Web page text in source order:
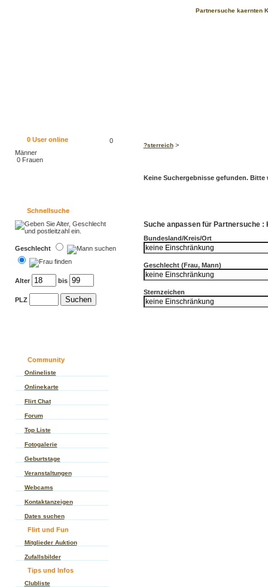
Partnersuche kaernten
0User online
0
Männer
0 Frauen
Schnellsuche
Geschlecht
Alter bis
PLZ
Community
Onlineliste
Onlinekarte
Flirt Chat
Forum
Top Liste
Fotogalerie
Geburtstage
Veranstaltungen
Webcams
Kontaktanzeigen
Dates suchen
Flirt und Fun
Mitglieder Auktion
Zufallsbilder
Tips und Infos
Clubliste
?sterreich>
Keine Suchergebnisse gefunden. Bitte
Suche anpassen für Partnersuche :
Bundesland/Kreis/Ort
Geschlecht (Frau, Mann)
Sternzeichen